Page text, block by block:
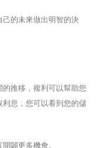
的未來做出明智的決
推移，複利可以幫助您
息，您可以看到您的儲
闢更多機會。